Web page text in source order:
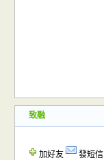
致融
加好友 發短信